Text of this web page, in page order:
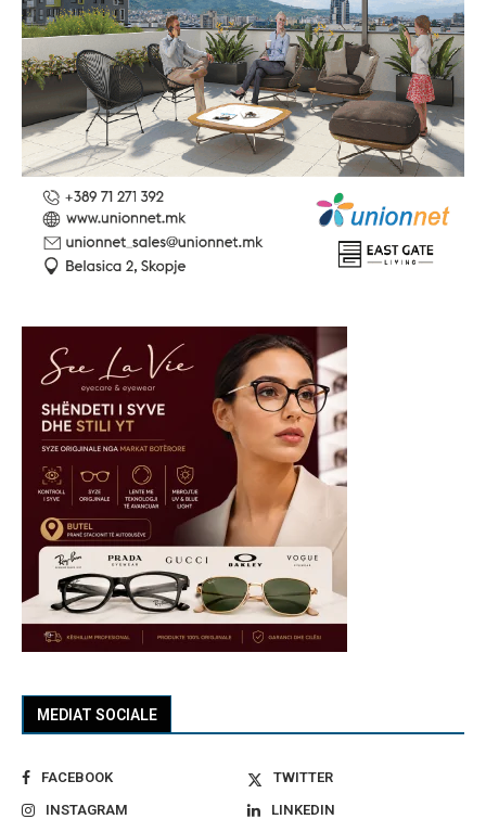
MEDIAT SOCIALE
FACEBOOK
TWITTER
INSTAGRAM
LINKEDIN